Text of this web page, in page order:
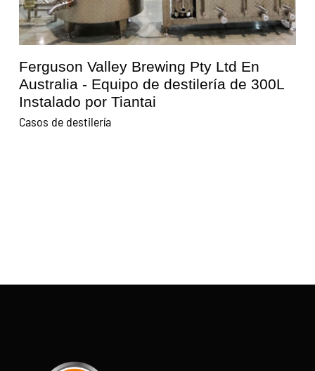
Ferguson Valley Brewing Pty Ltd En
Australia - Equipo de destilería de 300L
Instalado por Tiantai
Casos de destilería